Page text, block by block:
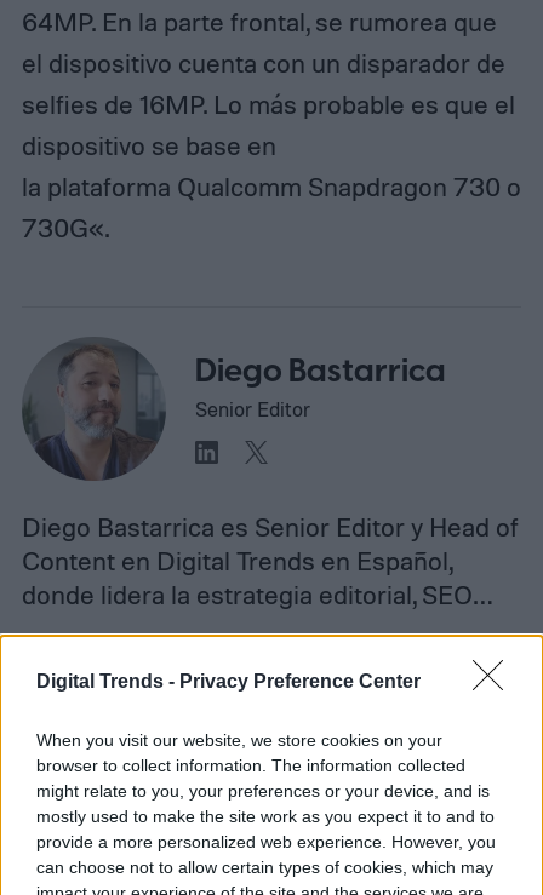
Digital Trends - Privacy Preference Center
When you visit our website, we store cookies on your
browser to collect information. The information collected
might relate to you, your preferences or your device, and is
mostly used to make the site work as you expect it to and to
provide a more personalized web experience. However, you
can choose not to allow certain types of cookies, which may
64MP. En la parte frontal, se rumorea que
el dispositivo cuenta con un disparador de
selfies de 16MP. Lo más probable es que el
dispositivo se base en
la plataforma Qualcomm Snapdragon 730 o
730G«.
Diego Bastarrica
Senior Editor
Diego Bastarrica es Senior Editor y Head of
Content en Digital Trends en Español,
donde lidera la estrategia editorial, SEO…
NoticiasHomepageTelefonía celular